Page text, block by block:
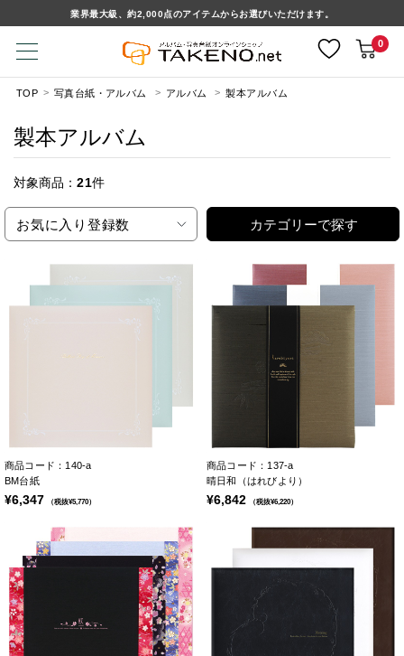
業界最大級、約2,000点のアイテムからお選びいただけます。
0
TOP 写真台紙・アルバム アルバム 製本アルバム
製本アルバム
対象商品： 21件
お気に入り登録数 カテゴリーで探す
商品コード：140-a
BM台紙
¥6,347 （税抜¥5,770）
商品コード：137-a
晴日和（はれびより）
¥6,842 （税抜¥6,220）